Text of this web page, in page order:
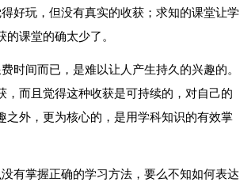
好玩，但没有真实的收获；求知的课堂让学
课堂的确太少了。
时间而已，是难以让人产生持久的兴趣的。
而且觉得这种收获是可持续的，对自己的
外，更为核心的，是用学科知识的有效掌
有掌握正确的学习方法，要么不知如何表达